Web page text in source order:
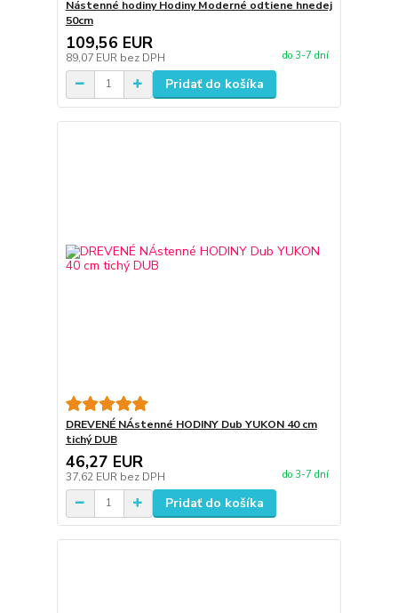
Nástenné hodiny Hodiny Moderné odtiene hnedej
50cm
109,56 EUR
89,07 EUR bez DPH do 3-7 dní
Pridať do košíka
DREVENÉ NÁstenné HODINY Dub YUKON 40 cm
tichý DUB
46,27 EUR
37,62 EUR bez DPH do 3-7 dní
Pridať do košíka